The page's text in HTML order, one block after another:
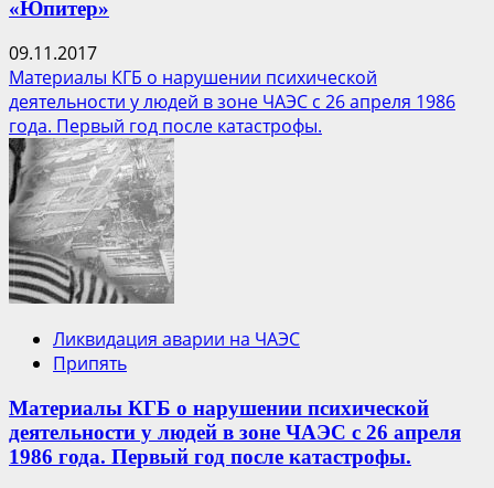
«Юпитер»
09.11.2017
Материалы КГБ о нарушении психической
деятельности у людей в зоне ЧАЭС с 26 апреля 1986
года. Первый год после катастрофы.
Ликвидация аварии на ЧАЭС
Припять
Материалы КГБ о нарушении психической
деятельности у людей в зоне ЧАЭС с 26 апреля
1986 года. Первый год после катастрофы.